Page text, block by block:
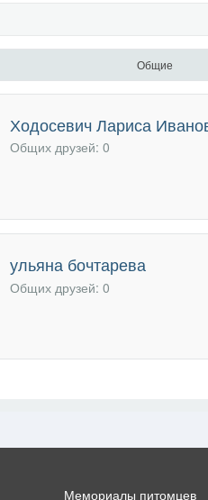
Фото Видео
Общие
Ходосевич Лариса
Общих друзей: 0
ульяна бочтарева
Общих друзей: 0
Мемориалы питомцев